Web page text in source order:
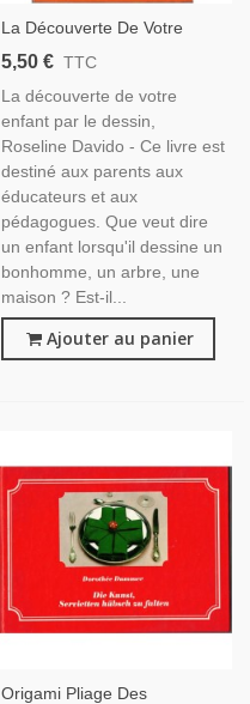
La Découverte De Votre
Enfant Par Le Dessin,
Imaginaire De L'enfant,
Pédagogie
5,50 € TTC
La découverte de votre
enfant par le dessin,
Roseline Davido - Ce livre est
destiné aux parents aux
éducateurs et aux
pédagogues. Que veut dire
un enfant lorsqu'il dessine un
bonhomme, un arbre, une
maison ? Est-il...
Ajouter au panier
Origami Pliage Des